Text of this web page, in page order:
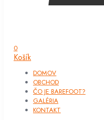
0
Košík
DOMOV
OBCHOD
ČO JE BAREFOOT?
GALÉRIA
KONTAKT